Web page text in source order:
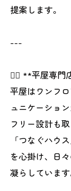
提案します。
---
👷‍♂️ **平屋専門
平屋はワンフ
ュニケーショ
フリー設計も
「つなぐハウ
を心掛け、日
凝らしていま